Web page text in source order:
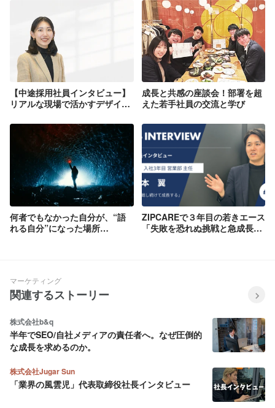
【中途採用社員インタビュー】
リアルな現場で活かすデザイン
貢献するアプローチ
成長と共感の座談会！部署を超
えた若手社員の交流と学び
何者でもなかった自分が、“語
れる自分”になった場所
ZIPCAREで３年目の若きエース
「失敗を恐れぬ挑戦と急成長の
マーケティング
関連するストーリー
株式会社b&q
半年でSEO/自社メディアの責任者へ。なぜ圧倒的
な成長を求めるのか。
株式会社Jugar Sun
「業界の風雲児」代表取締役社長インタビュー